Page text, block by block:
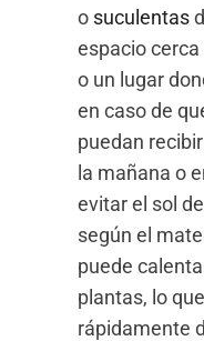
o suculentas
espacio
o un lugar
en caso de
puedan
la mañana o
evitar el sol
según el
puede
plantas, lo
rápidamente